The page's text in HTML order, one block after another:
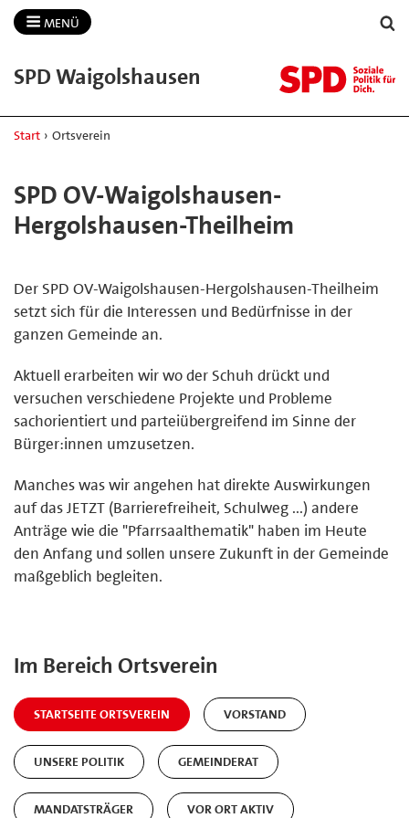
MENÜ
SPD Waigolshausen
Start › Ortsverein
SPD OV-Waigolshausen-
Hergolshausen-Theilheim
Der SPD OV-Waigolshausen-Hergolshausen-Theilheim
setzt sich für die Interessen und Bedürfnisse in der
ganzen Gemeinde an.
Aktuell erarbeiten wir wo der Schuh drückt und
versuchen verschiedene Projekte und Probleme
sachorientiert und parteiübergreifend im Sinne der
Bürger:innen umzusetzen.
Manches was wir angehen hat direkte Auswirkungen
auf das JETZT (Barrierefreiheit, Schulweg ...) andere
Anträge wie die "Pfarrsaalthematik" haben im Heute
den Anfang und sollen unsere Zukunft in der Gemeinde
maßgeblich begleiten.
Im Bereich Ortsverein
STARTSEITE ORTSVEREIN VORSTAND
UNSERE POLITIK GEMEINDERAT
MANDATSTRÄGER VOR ORT AKTIV